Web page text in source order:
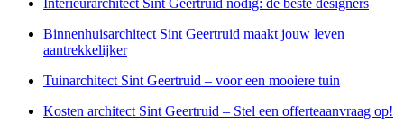
Binnenhuisarchitect Sint Geertruid maakt jouw leven
aantrekkelijker
Tuinarchitect Sint Geertruid – voor een mooiere tuin
Kosten architect Sint Geertruid – Stel een offerteaanvraag op!